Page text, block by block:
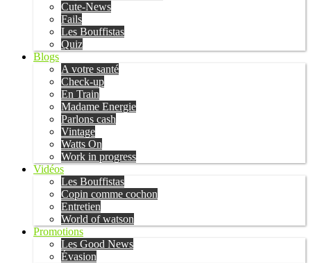
Cute-News
Fails
Les Bouffistas
Quiz
Blogs
A votre santé
Check-up
En Train
Madame Energie
Parlons cash
Vintage
Watts On
Work in progress
Vidéos
Les Bouffistas
Copin comme cochon
Entretien
World of watson
Promotions
Les Good News
Évasion